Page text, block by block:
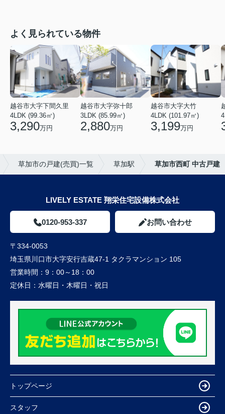
よく見られている物件
越谷市大字下間久里
4LDK (99.36㎡)
3,290万円
越谷市大字弥十郎
3LDK (85.99㎡)
2,880万円
越谷市大字大竹
4LDK (101.97㎡)
3,199万円
草加市の戸建(売買)一覧 草加駅 草加市西町 中古戸建
LIVELY ESTATE 翔栄住宅設備株式会社
0120-953-337 お問い合わせ
〒334-0053
埼玉県川口市大字安行吉蔵47-1 タクラマンション 105
営業時間： 9：00～18：00
定休日： 水曜日・木曜日・祝日
トップページ
スタッフ